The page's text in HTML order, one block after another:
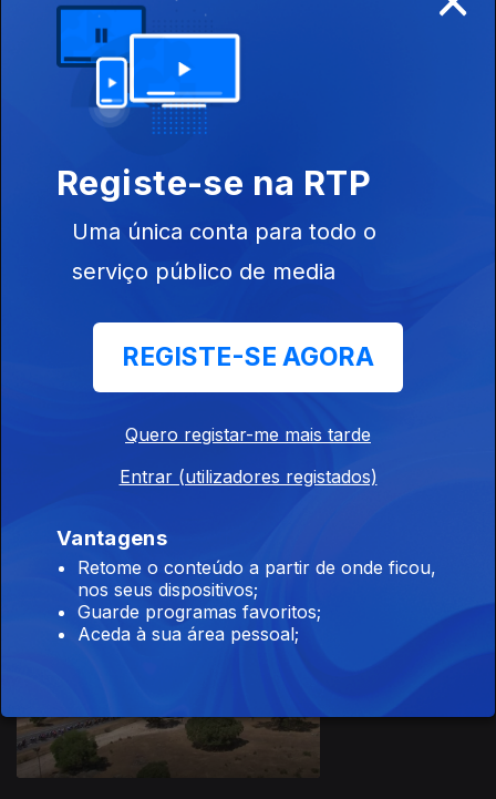
07 ago. 2022
Ep. 3
Registe-se na RTP
Uma única conta para todo o
serviço público de media
REGISTE-SE AGORA
Quero registar-me mais tarde
Entrar (utilizadores registados)
Vantagens
Retome o conteúdo a partir de onde ficou,
nos seus dispositivos;
Guarde programas favoritos;
Aceda à sua área pessoal;